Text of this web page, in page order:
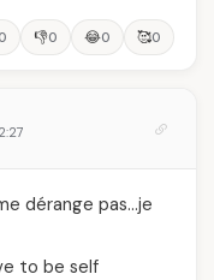
0 👎0 😂0 🥰0
dérange pas…je
to be self